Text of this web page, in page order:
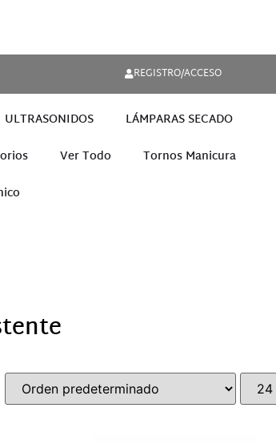
REGISTRO/ACCESO
ULTRASONIDOS
LÁMPARAS SECADO
Ver Todo
Tornos Manicura